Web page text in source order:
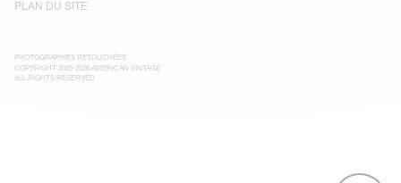
PLAN DU SITE
PHOTOGRAPHIES RETOUCHÉES
COPYRIGHT 2025-2026 AMERICAN VINTAGE
ALL RIGHTS RESERVED